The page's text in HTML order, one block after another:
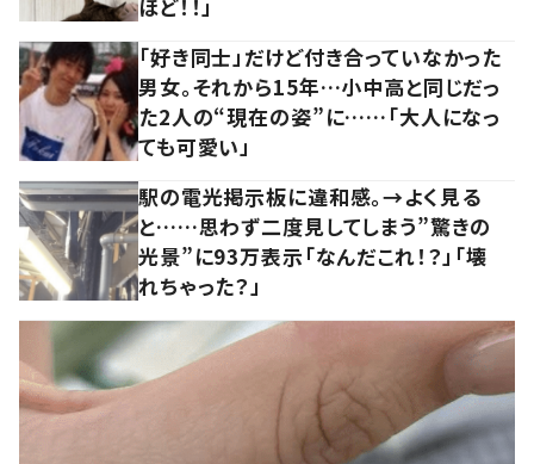
ほど！！」
「好き同士」だけど付き合っていなかった
男女。それから15年…小中高と同じだっ
た2人の“現在の姿”に……「大人になっ
ても可愛い」
駅の電光掲示板に違和感。→よく見る
と……思わず二度見してしまう”驚きの
光景”に93万表示「なんだこれ！？」「壊
れちゃった？」